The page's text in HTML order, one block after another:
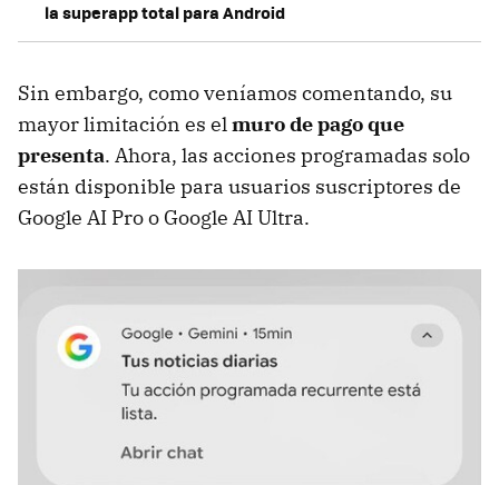
la superapp total para Android
Sin embargo, como veníamos comentando, su
mayor limitación es elmuro de pago que
presenta. Ahora, las acciones programadas solo
están disponible para usuarios suscriptores de
Google AI Pro o Google AI Ultra.